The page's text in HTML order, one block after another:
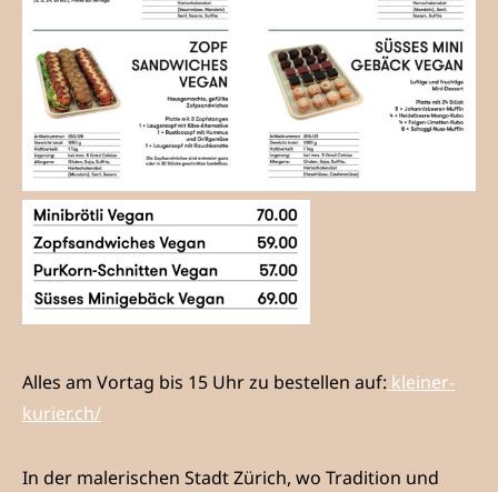
Alles am Vortag bis 15 Uhr zu bestellen auf: kleiner-
kurier.ch/
In der malerischen Stadt Zürich, wo Tradition und